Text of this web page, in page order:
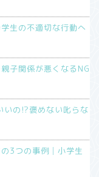
生の不適切な行動へ
子関係が悪くなるNG
いの!?褒めない叱らな
の3つの事例│小学生